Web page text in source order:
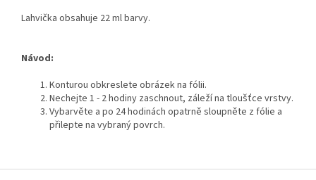
Lahvička obsahuje 22 ml barvy.
Návod:
Konturou obkreslete obrázek na fólii.
Nechejte 1 - 2 hodiny zaschnout, záleží na tloušťce vrstvy.
Vybarvěte a po 24 hodinách opatrně sloupněte z fólie a
přilepte na vybraný povrch.